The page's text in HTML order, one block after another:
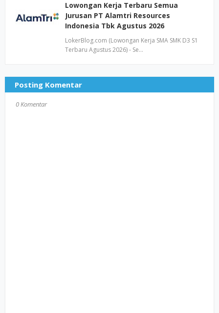
Lowongan Kerja Terbaru Semua
Jurusan PT Alamtri Resources
Indonesia Tbk Agustus 2026
LokerBlog.com (Lowongan Kerja SMA SMK D3 S1
Terbaru Agustus 2026) - Se…
Posting Komentar
0 Komentar